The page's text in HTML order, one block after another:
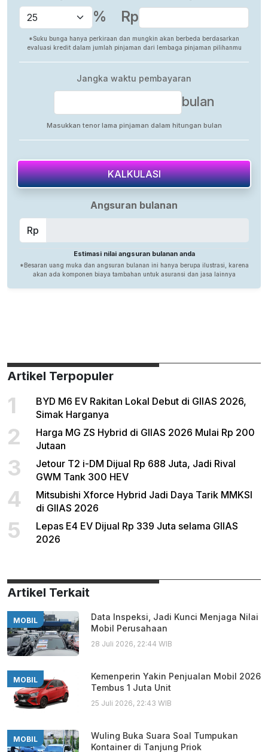
Artikel Terpopuler
1
BYD M6 EV Rakitan Lokal Debut di GIIAS 2026,
Simak Harganya
2
Harga MG ZS Hybrid di GIIAS 2026 Mulai Rp 200
Jutaan
3
Jetour T2 i-DM Dijual Rp 688 Juta, Jadi Rival
GWM Tank 300 HEV
4
Mitsubishi Xforce Hybrid Jadi Daya Tarik MMKSI
di GIIAS 2026
5
Lepas E4 EV Dijual Rp 339 Juta selama GIIAS
2026
Artikel Terkait
MOBIL
Data Inspeksi, Jadi Kunci Menjaga Nilai
Mobil Perusahaan
28 Juli 2026, 22:44 WIB
MOBIL
Kemenperin Yakin Penjualan Mobil 2026
Tembus 1 Juta Unit
25 Juli 2026, 22:43 WIB
MOBIL
Wuling Buka Suara Soal Tumpukan
Kontainer di Tanjung Priok